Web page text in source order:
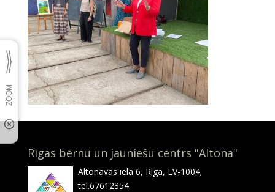
Rīgas bērnu un jauniešu centrs "Altona"
Altonavas iela 6, Rīga, LV-1004;
tel.67612354